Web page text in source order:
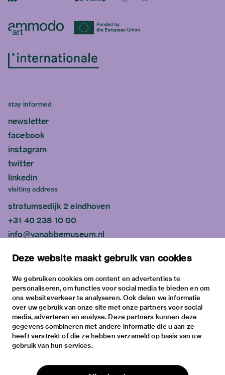
Deze website maakt gebruik van cookies
We gebruiken cookies om content en advertenties te
personaliseren, om functies voor social media te bieden en om
ons websiteverkeer te analyseren. Ook delen we informatie
over uw gebruik van onze site met onze partners voor social
media, adverteren en analyse. Deze partners kunnen deze
gegevens combineren met andere informatie die u aan ze
heeft verstrekt of die ze hebben verzameld op basis van uw
gebruik van hun services.
stay informed
newsletter
facebook
instagram
twitter
linkedin
visiting address
stratumsedijk 2 eindhoven
+31 40 238 10 00
info@vanabbemuseum.nl
exhibitions
activities
practical information
about
the museum
the collection
foundations & partners